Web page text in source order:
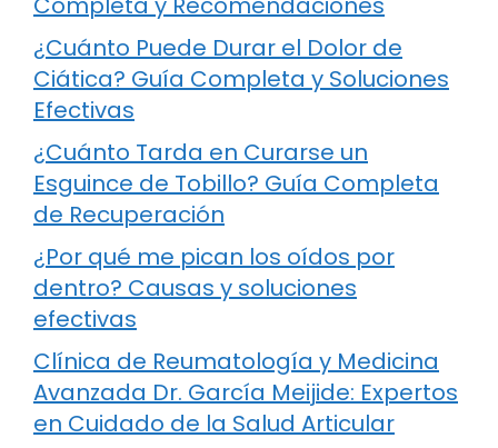
¿Cuánto Puede Durar el Dolor de
Ciática? Guía Completa y Soluciones
Efectivas
¿Cuánto Tarda en Curarse un
Esguince de Tobillo? Guía Completa
de Recuperación
¿Por qué me pican los oídos por
dentro? Causas y soluciones
efectivas
Clínica de Reumatología y Medicina
Avanzada Dr. García Meijide: Expertos
en Cuidado de la Salud Articular